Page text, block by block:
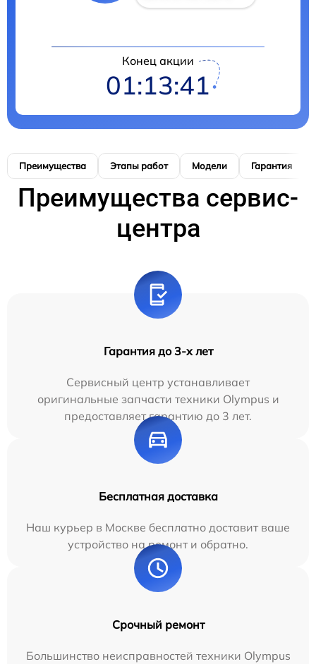
Конец акции
01:13:41
Преимущества Этапы работ Модели Гарантия
Преимущества сервис-
центра
Гарантия до 3-х лет
Сервисный центр устанавливает
оригинальные запчасти техники Olympus и
предоставляет гарантию до 3 лет.
Бесплатная доставка
Наш курьер в Москве бесплатно доставит ваше
устройство на ремонт и обратно.
Срочный ремонт
Большинство неисправностей техники Olympus